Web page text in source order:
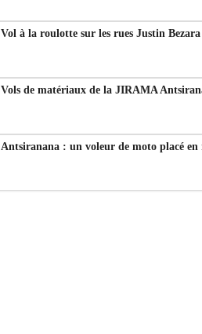
Vol à la roulotte sur les rues Justin
Vols de matériaux de la JIRAMA
Antsiranana : un voleur de moto placé en